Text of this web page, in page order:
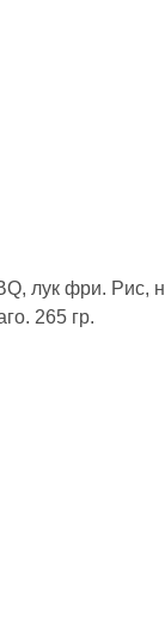
лук фри. Рис,
265 гр.